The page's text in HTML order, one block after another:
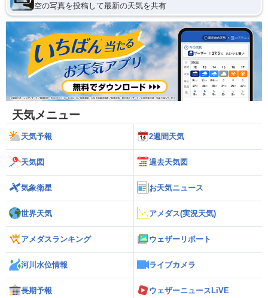
空の写真を投稿して最新の天気を共有
天気メニュー
天気予報 2週間天気
天気図 過去天気図
気象衛星 お天気ニュース
世界天気 アメダス(実況天気)
アメダスランキング ウェザーリポート
河川水位情報 ライブカメラ
長期予報 ウェザーニュースLiVE